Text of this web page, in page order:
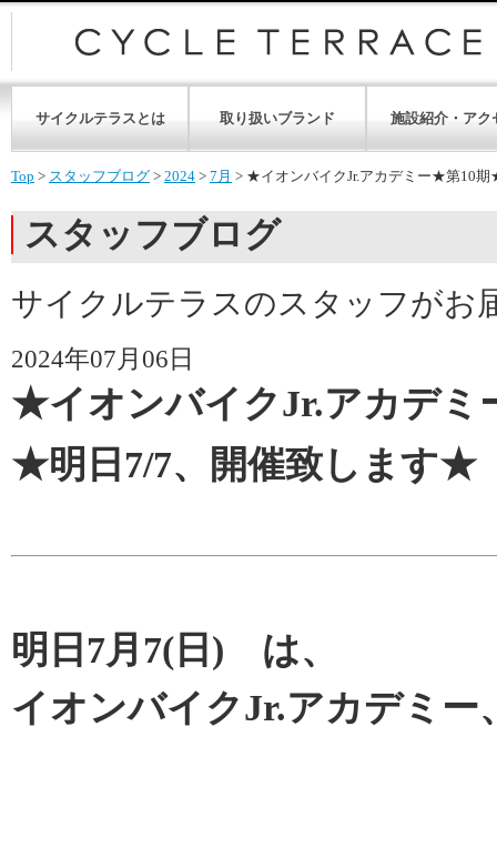
サイクルテラスとは 取り扱いブランド 施設紹介・アク
Top > スタッフブログ > 2024 > 7月 > ★イオンバイクJr.アカデミー★第10
スタッフブログ
サイクルテラスのスタッフがお
2024年07月06日
★イオンバイクJr.アカデ
★明日7/7、開催致します★
明日7月7(日) は、
イオンバイクJr.アカデミ